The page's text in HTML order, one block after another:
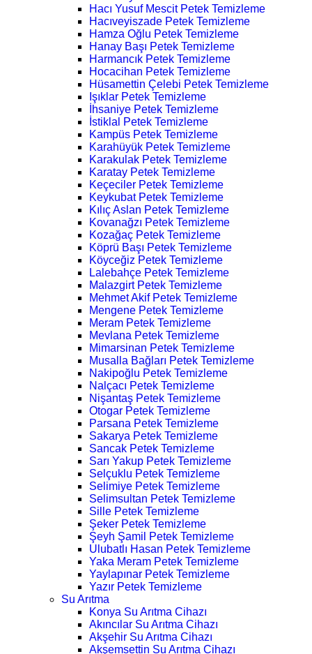
Hacı Yusuf Mescit Petek Temizleme
Hacıveyiszade Petek Temizleme
Hamza Oğlu Petek Temizleme
Hanay Başı Petek Temizleme
Harmancık Petek Temizleme
Hocacihan Petek Temizleme
Hüsamettin Çelebi Petek Temizleme
Işıklar Petek Temizleme
İhsaniye Petek Temizleme
İstiklal Petek Temizleme
Kampüs Petek Temizleme
Karahüyük Petek Temizleme
Karakulak Petek Temizleme
Karatay Petek Temizleme
Keçeciler Petek Temizleme
Keykubat Petek Temizleme
Kılıç Aslan Petek Temizleme
Kovanağzı Petek Temizleme
Kozağaç Petek Temizleme
Köprü Başı Petek Temizleme
Köyceğiz Petek Temizleme
Lalebahçe Petek Temizleme
Malazgirt Petek Temizleme
Mehmet Akif Petek Temizleme
Mengene Petek Temizleme
Meram Petek Temizleme
Mevlana Petek Temizleme
Mimarsinan Petek Temizleme
Musalla Bağları Petek Temizleme
Nakipoğlu Petek Temizleme
Nalçacı Petek Temizleme
Nişantaş Petek Temizleme
Otogar Petek Temizleme
Parsana Petek Temizleme
Sakarya Petek Temizleme
Sancak Petek Temizleme
Sarı Yakup Petek Temizleme
Selçuklu Petek Temizleme
Selimiye Petek Temizleme
Selimsultan Petek Temizleme
Sille Petek Temizleme
Şeker Petek Temizleme
Şeyh Şamil Petek Temizleme
Ulubatlı Hasan Petek Temizleme
Yaka Meram Petek Temizleme
Yaylapınar Petek Temizleme
Yazır Petek Temizleme
Su Arıtma
Konya Su Arıtma Cihazı
Akıncılar Su Arıtma Cihazı
Akşehir Su Arıtma Cihazı
Akşemsettin Su Arıtma Cihazı